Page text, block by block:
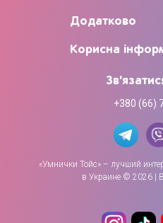
Додатково
Корисна
+380 (66)
«Умнички Тойс» – лучший
в Украине © 2026 |